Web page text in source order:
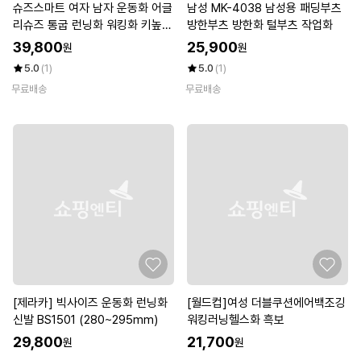
슈즈스마트 여자 남자 운동화 어글
리슈즈 통굽 런닝화 워킹화 키높이
신발 R 바럽
39,800원
5.0 (1)
무료배송
남성 MK-4038 남성용 패딩부츠
방한부츠 방한화 털부츠 작업화
25,900원
5.0 (1)
무료배송
[제라카] 빅사이즈 운동화 런닝화
신발 BS1501 (280~295mm)
29,800원
[월드컵]여성 더블쿠션에어백조깅
워킹러닝헬스화 흑보
21,700원